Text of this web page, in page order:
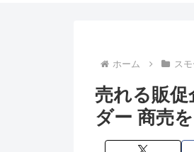
ホーム ス
売れる販
ダー 商売